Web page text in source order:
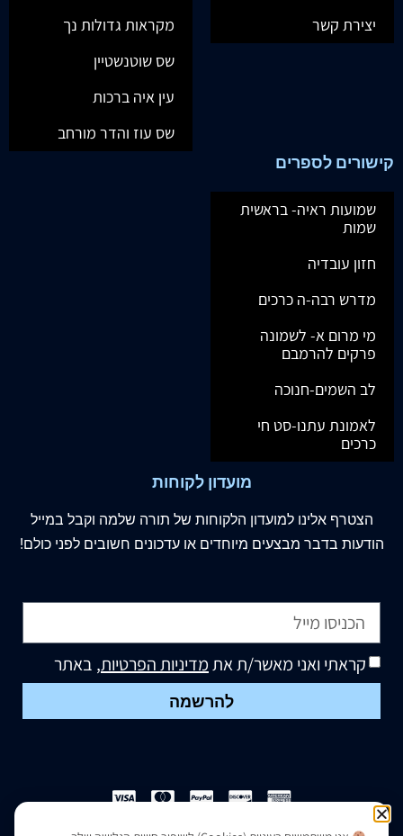
יצירת קשר
מקראות גדולות נך
שס שוטנשטיין
עין איה ברכות
שס עוז והדר מורחב
קישורים לספרים
שמועות ראיה- בראשית
שמות
חזון עובדיה
מדרש רבה-ה כרכים
מי מרום א- לשמונה
פרקים להרמבם
לב השמים-חנוכה
לאמונת עתנו-סט חי
כרכים
מועדון לקוחות
הצטרף אלינו למועדון הלקוחות של תורה שלמה וקבל במייל
הודעות בדבר מבצעים מיוחדים או עדכונים חשובים לפני כולם!
קראתי ואני מאשר/ת אתמדיניות הפרטיות, באתר
להרשמה